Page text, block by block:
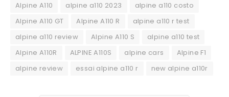
Alpine A110
alpine a110 2023
alpine a110 costo
Alpine A110 GT
Alpine A110 R
alpine a110 r test
alpine a110 review
Alpine A110 S
alpine a110 test
Alpine A110R
ALPINE A110S alpine cars
Alpine F1
alpine review
essai alpine a110 r new alpine a110r